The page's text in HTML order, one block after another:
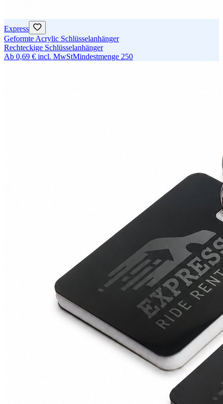
Express
Geformte Acrylic Schlüsselanhänger
Rechteckige Schlüsselanhänger
Ab 0,69 € incl. MwStMindestmenge 250